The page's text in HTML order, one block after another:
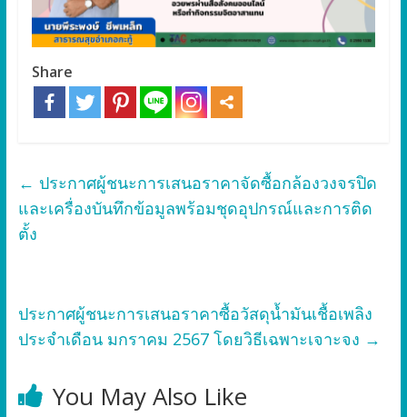
Share
← ประกาศผู้ชนะการเสนอราคาจัดซื้อกล้องวงจรปิด
และเครื่องบันทึกข้อมูลพร้อมชุดอุปกรณ์และการติด
ตั้ง
ประกาศผู้ชนะการเสนอราคาซื้อวัสดุน้ำมันเชื้อเพลิง
ประจำเดือน มกราคม 2567 โดยวิธีเฉพาะเจาะจง →
You May Also Like